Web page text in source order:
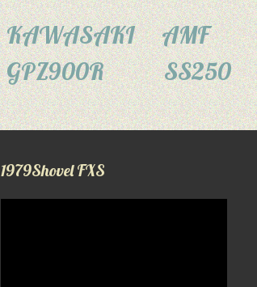
KAWASAKI
GPZ900R
AMF
SS250
1979Shovel FXS